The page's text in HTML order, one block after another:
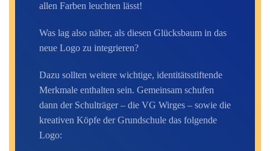
allen Farben leuchten lässt!
Was lag also näher, als diesen Glücksbaum in das
neue Logo zu integrieren?
Dazu sollten weitere wichtige, identitätsstiftende
Merkmale enthalten sein. Gemeinsam schufen
dann der Schulträger – die VG Wirges – sowie die
kreativen Köpfe der Grundschule das folgende
Logo: